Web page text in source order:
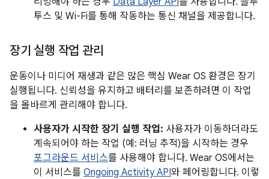
투스 및 Wi-Fi를 통해 작동하는 통신 채널을 제공합니다.
장기 실행 작업 관리
운동이나 미디어 재생과 같은 많은 핵심 Wear OS 환경은 장기
실행됩니다. 신뢰성을 유지하고 배터리를 보존하려면 이 작업
을 올바르게 관리해야 합니다.
사용자가 시작한 장기 실행 작업: 사용자가 이동하더라도
계속되어야 하는 작업 (예: 러닝 추적)을 시작하는 경우
포그라운드 서비스를 사용해야 합니다. Wear OS에서는
이 서비스를 Ongoing Activity API와 페어링합니다. 이렇